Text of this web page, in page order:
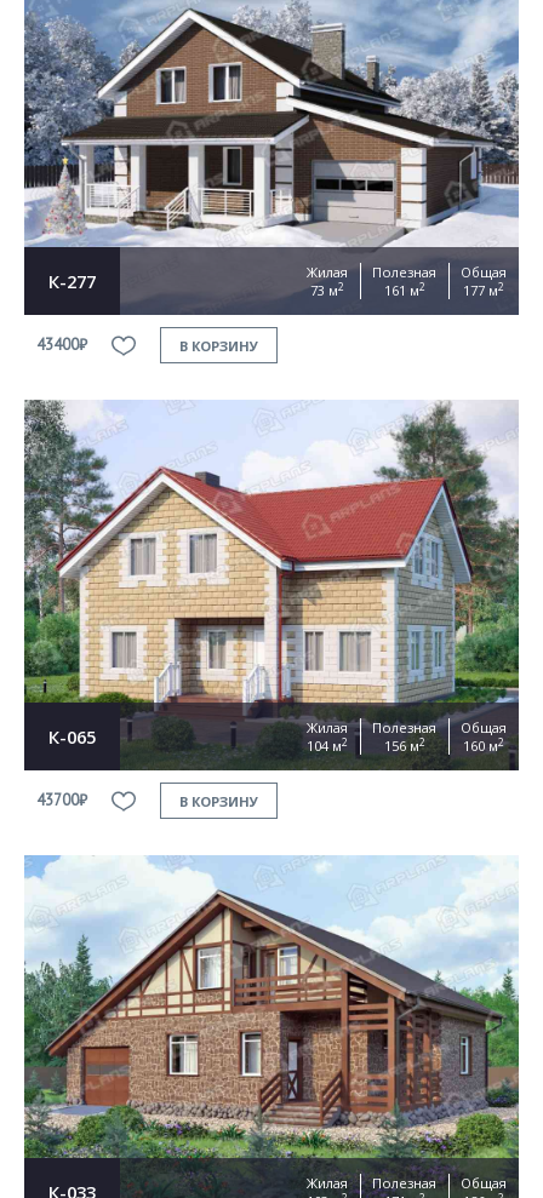
К-277
Жилая
73 м2
Полезная
161 м2
Общая
177 м2
43400₽ В КОРЗИНУ
К-065
Жилая
104 м2
Полезная
156 м2
Общая
160 м2
43700₽ В КОРЗИНУ
К-033
Жилая
Полезная
Общая